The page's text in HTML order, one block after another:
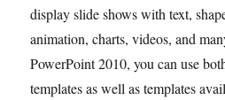
display slide shows with text,
animation, charts, videos, and
PowerPoint 2010, you can use
templates as well as templates